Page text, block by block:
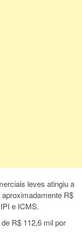
leves atingiu a
R$
e ICMS.
R$ 112,6 mil por